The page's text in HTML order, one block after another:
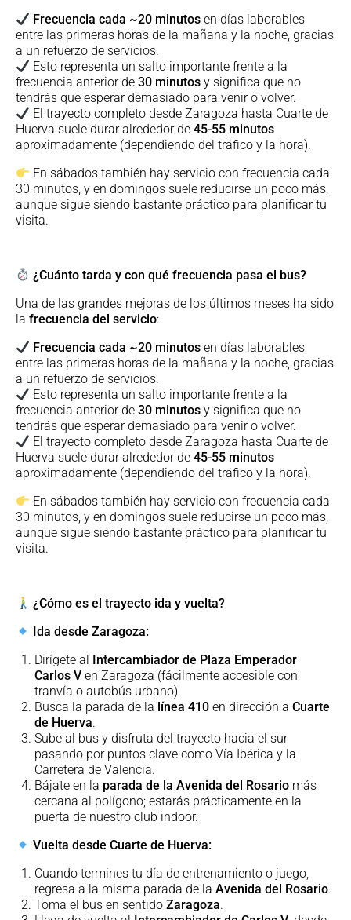
Frecuencia cada ~20 minutosen días laborables
entre las primeras horas de la mañana y la noche, gracias
a un refuerzo de servicios.
Esto representa un salto importante frente a la
frecuencia anterior de30 minutosy significa que no
tendrás que esperar demasiado para venir o volver.
El trayecto completo desde Zaragoza hasta Cuarte de
Huerva suele durar alrededor de45-55 minutos
aproximadamente (dependiendo del tráfico y la hora).
En sábados también hay servicio con frecuencia cada
30 minutos, y en domingos suele reducirse un poco más,
aunque sigue siendo bastante práctico para planificar tu
visita.
¿Cuánto tarda y con qué frecuencia pasa el bus?
Una de las grandes mejoras de los últimos meses ha sido
la frecuencia del servicio:
Frecuencia cada ~20 minutosen días laborables
entre las primeras horas de la mañana y la noche, gracias
a un refuerzo de servicios.
Esto representa un salto importante frente a la
frecuencia anterior de30 minutosy significa que no
tendrás que esperar demasiado para venir o volver.
El trayecto completo desde Zaragoza hasta Cuarte de
Huerva suele durar alrededor de45-55 minutos
aproximadamente (dependiendo del tráfico y la hora).
En sábados también hay servicio con frecuencia cada
30 minutos, y en domingos suele reducirse un poco más,
aunque sigue siendo bastante práctico para planificar tu
visita.
¿Cómo es el trayecto ida y vuelta?
Ida desde Zaragoza:
Dirígete al Intercambiador de Plaza Emperador
Carlos Ven Zaragoza (fácilmente accesible con
tranvía o autobús urbano).
Busca la parada de la línea 410en dirección a Cuarte
de Huerva.
Sube al bus y disfruta del trayecto hacia el sur
pasando por puntos clave como Vía Ibérica y la
Carretera de Valencia.
Bájate en la parada de la Avenida del Rosario más
cercana al polígono; estarás prácticamente en la
puerta de nuestro club indoor.
Vuelta desde Cuarte de Huerva:
Cuando termines tu día de entrenamiento o juego,
regresa a la misma parada de la Avenida del Rosario.
Toma el bus en sentidoZaragoza.